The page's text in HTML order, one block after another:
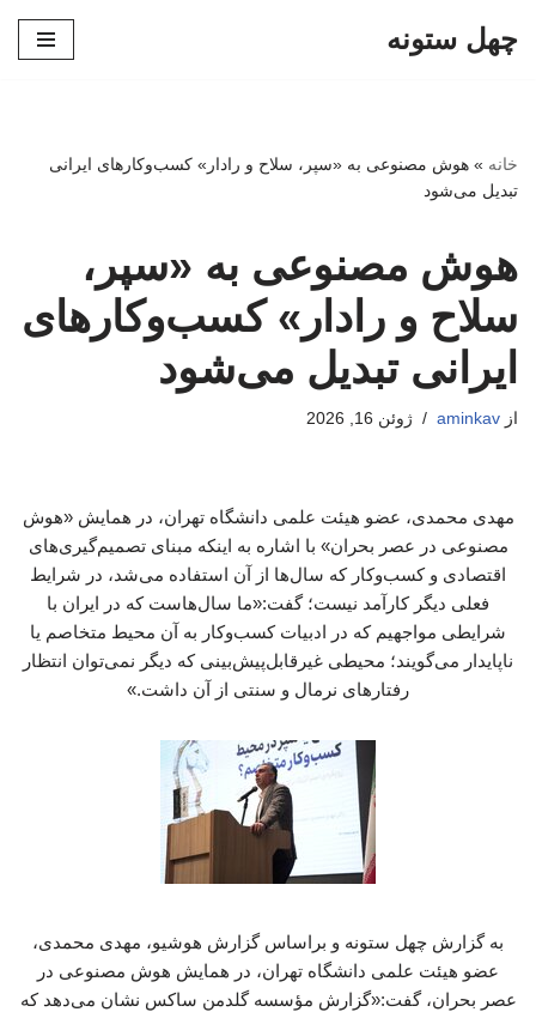
چهل ستونه
خانه » هوش مصنوعی به «سپر، سلاح و رادار» کسب‌وکارهای ایرانی
تبدیل می‌شود
هوش مصنوعی به «سپر،
سلاح و رادار» کسب‌وکارهای
ایرانی تبدیل می‌شود
از aminkav ژوئن 16, 2026
مهدی محمدی، عضو هیئت علمی دانشگاه تهران، در همایش «هوش
مصنوعی در عصر بحران» با اشاره به اینکه مبنای تصمیم‌گیری‌های
اقتصادی و کسب‌وکار که سال‌ها از آن استفاده می‌شد، در شرایط
فعلی دیگر کارآمد نیست؛ گفت:«ما سال‌هاست که در ایران با
شرایطی مواجهیم که در ادبیات کسب‌وکار به آن محیط متخاصم یا
ناپایدار می‌گویند؛ محیطی غیرقابل‌پیش‌بینی که دیگر نمی‌توان انتظار
رفتارهای نرمال و سنتی از آن داشت.»
به گزارش چهل ستونه و براساس گزارش هوشیو، مهدی محمدی،
عضو هیئت علمی دانشگاه تهران، در همایش هوش مصنوعی در
عصر بحران، گفت:«گزارش مؤسسه گلدمن ساکس نشان می‌دهد که